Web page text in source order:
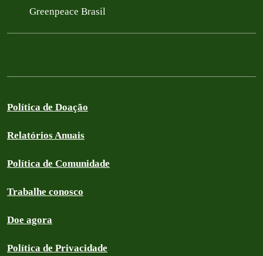
Greenpeace Brasil
Política de Doação
Relatórios Anuais
Política de Comunidade
Trabalhe conosco
Doe agora
Política de Privacidade